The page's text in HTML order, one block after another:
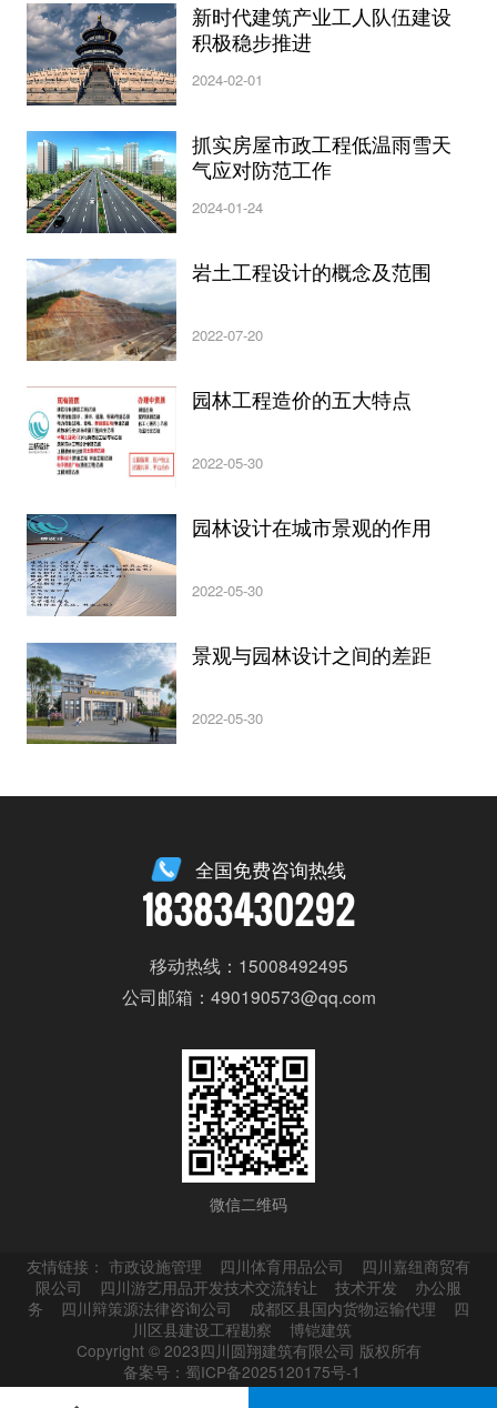
新时代建筑产业工人队伍建设
积极稳步推进
2024-02-01
抓实房屋市政工程低温雨雪天
气应对防范工作
2024-01-24
岩土工程设计的概念及范围
2022-07-20
园林工程造价的五大特点
2022-05-30
园林设计在城市景观的作用
2022-05-30
景观与园林设计之间的差距
2022-05-30
全国免费咨询热线
18383430292
移动热线：15008492495
公司邮箱：490190573@qq.com
微信二维码
友情链接：市政设施管理 四川体育用品公司
四川嘉纽商贸有
限公司
四川游艺用品开发技术交流转让 技术开发
办公服
务
四川辩策源法律咨询公司 成都区县国内货物运输代理
四
川区县建设工程勘察
博铠建筑
Copyright © 2023四川圆翔建筑有限公司 版权所有
备案号：蜀ICP备2025120175号-1